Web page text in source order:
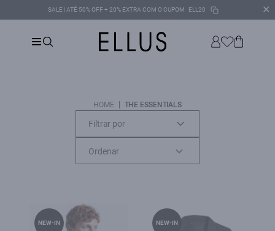
SALE | ATÉ 50% OFF + 20% EXTRA COM O CUPOM ELL20 ✕
HOME | THE ESSENTIALS
Filtrar por
NEW-IN NEW-IN